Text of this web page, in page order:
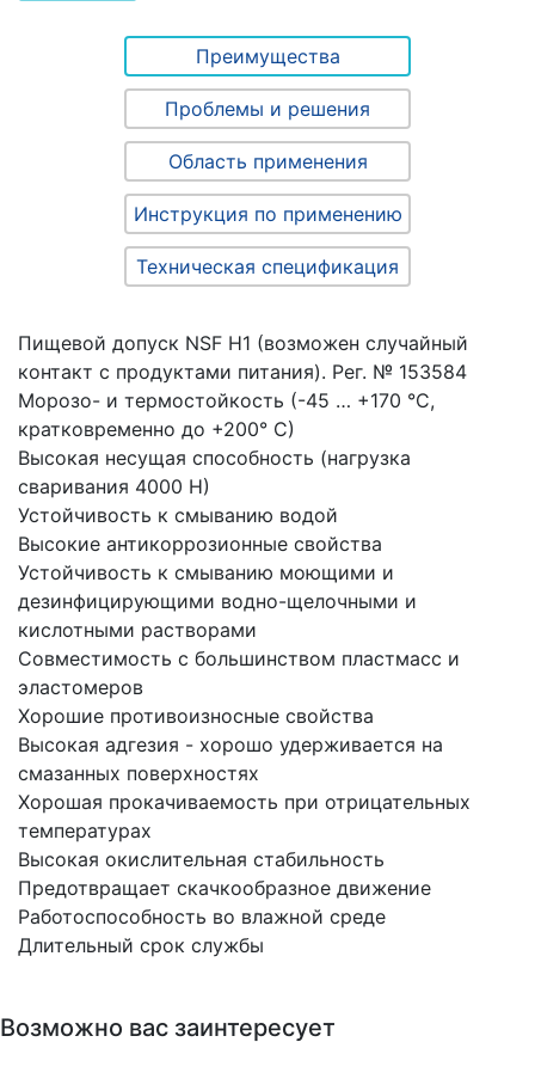
Преимущества
Проблемы и решения
Область применения
Инструкция по применению
Техническая спецификация
Пищевой допуск NSF H1 (возможен случайный
контакт с продуктами питания). Рег. № 153584
Морозо- и термостойкость (-45 … +170 °С,
кратковременно до +200° С)
Высокая несущая способность (нагрузка
сваривания 4000 Н)
Устойчивость к смыванию водой
Высокие антикоррозионные свойства
Устойчивость к смыванию моющими и
дезинфицирующими водно-щелочными и
кислотными растворами
Совместимость с большинством пластмасс и
эластомеров
Хорошие противоизносные свойства
Высокая адгезия - хорошо удерживается на
смазанных поверхностях
Хорошая прокачиваемость при отрицательных
температурах
Высокая окислительная стабильность
Предотвращает скачкообразное движение
Работоспособность во влажной среде
Длительный срок службы
Возможно вас заинтересует